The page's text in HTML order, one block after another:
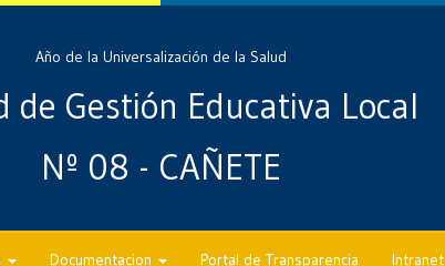
Año de la Universalización de la Salud
de Gestión Educativa Local
Nº 08 - CAÑETE
Documentacion Portal de Transparencia Intranet